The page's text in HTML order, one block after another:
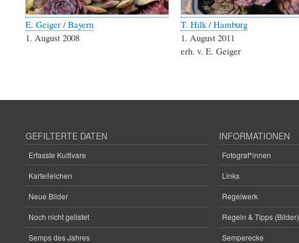
E. Geiger / Bayern
1. August 2008
T. Hilk / Hamburg
1. August 2011
erh. v. E. Geiger
GEFILTERTE DATEN
Erfasste Kultivare
Karteileichen
Neue Bilder
Noch nicht gelistet
Semps des Jahres
INFORMATIONEN
Fotograf*innen
Links
Regelwerk
Regeln & Tipps (Bilder)
Semperecke